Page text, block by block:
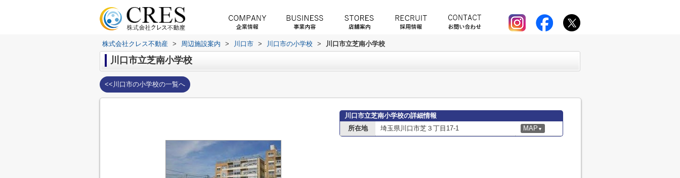
株式会社クレス不動産 > 周辺施設案内 > 川口市 > 川口市の小学校 > 川口市立芝南小学校
川口市立芝南小学校
<<川口市の小学校の一覧へ
川口市立芝南小学校の詳細情報
所在地
埼玉県川口市芝３丁目17-1 MAP ▼